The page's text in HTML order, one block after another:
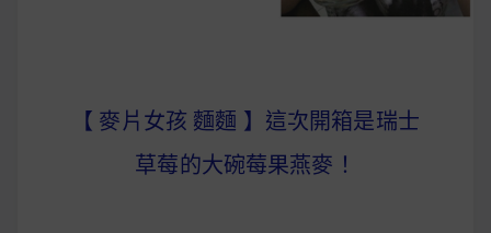
2020 年最新蛋白粉終極指南，讓你一次搞
清楚！
【 麥片女孩 麵麵 】這次開箱是瑞士
草莓的大碗莓果燕麥！